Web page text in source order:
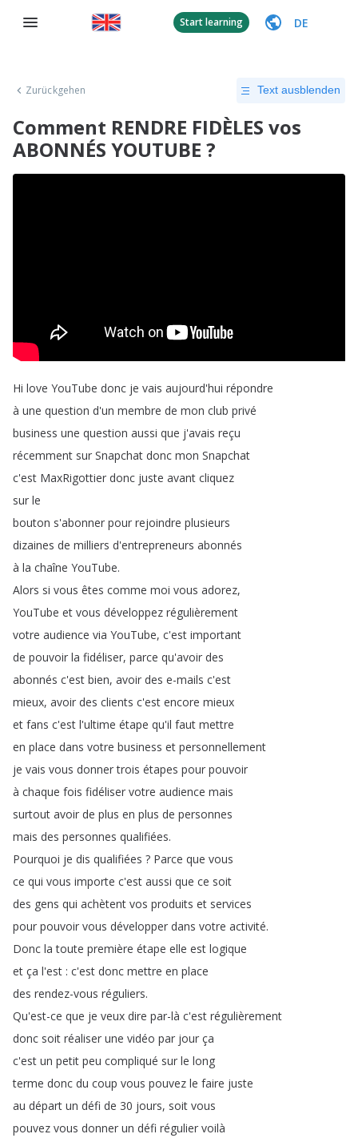
Start learning DE
Zurückgehen Text ausblenden
Comment RENDRE FIDÈLES vos
ABONNÉS YOUTUBE ?
Hi love YouTube donc je vais aujourd'hui répondre
à une question d'un membre de mon club privé
business une question aussi que j'avais reçu
récemment sur Snapchat donc mon Snapchat
c'est MaxRigottier donc juste avant cliquez
sur le
bouton s'abonner pour rejoindre plusieurs
dizaines de milliers d'entrepreneurs abonnés
à la chaîne YouTube.
Alors si vous êtes comme moi vous adorez,
YouTube et vous développez régulièrement
votre audience via YouTube, c'est important
de pouvoir la fidéliser, parce qu'avoir des
abonnés c'est bien, avoir des e-mails c'est
mieux, avoir des clients c'est encore mieux
et fans c'est l'ultime étape qu'il faut mettre
en place dans votre business et personnellement
je vais vous donner trois étapes pour pouvoir
à chaque fois fidéliser votre audience mais
surtout avoir de plus en plus de personnes
mais des personnes qualifiées.
Pourquoi je dis qualifiées ? Parce que vous
ce qui vous importe c'est aussi que ce soit
des gens qui achètent vos produits et services
pour pouvoir vous développer dans votre activité.
Donc la toute première étape elle est logique
et ça l'est : c'est donc mettre en place
des rendez-vous réguliers.
Qu'est-ce que je veux dire par-là c'est régulièrement
donc soit réaliser une vidéo par jour ça
c'est un petit peu compliqué sur le long
terme donc du coup vous pouvez le faire juste
au départ un défi de 30 jours, soit vous
pouvez vous donner un défi régulier voilà